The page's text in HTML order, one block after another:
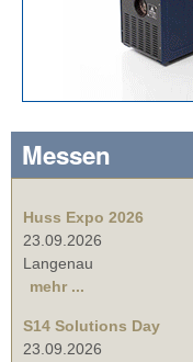
Messen
Huss Expo 2026
23.09.2026
Langenau
mehr ...
S14 Solutions Day
23.09.2026